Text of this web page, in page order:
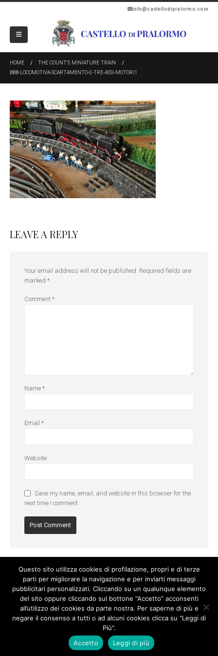
info@castellodipralormo.com
HOME
THE COUNT’S MINIATURE TRAIN
BBB-LOCOMOTIVA-SCARTAMENTO-0-TRE-ASSI-MOTORI1
LEAVE A REPLY
Your email address will not be published. Required fields are
marked *
Comment *
Name *
Email *
Website
Save my name, email, and website in this browser for the
next time I comment.
Privacy Policy
© Copyright 2017. All Rights Reserved.
Questo sito utilizza cookies di profilazione, propri e di terze
parti per migliorare la navigazione e per inviarti messaggi
pubblicitari personalizzati. Cliccando su un qualunque elemento
del sito oppure cliccando sul bottone “Accetto” acconsenti
all’utilizzo dei cookies da parte nostra. Per saperne di più e
negare il consenso a tutti o ad alcuni cookies clicca su "Leggi di
Più".
Accetto
Leggi di più